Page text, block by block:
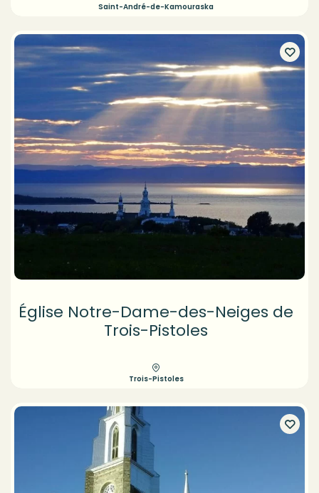
Saint-André-de-Kamouraska
Église Notre-Dame-des-Neiges de
Trois-Pistoles
Trois-Pistoles